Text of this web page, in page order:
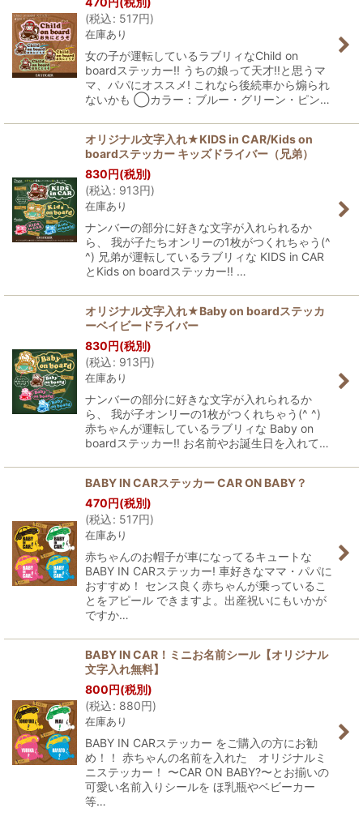
(税込: 517円)
在庫あり
女の子が運転しているラブリィなChild on
boardステッカー!! うちの娘って天才!!と思うマ
マ、パパにオススメ! これなら後続車から煽られ
ないかも ◯カラー：ブルー・グリーン・ピン…
オリジナル文字入れ★KIDS in CAR/Kids on
boardステッカー キッズドライバー（兄弟）
830円(税別)
(税込: 913円)
在庫あり
ナンバーの部分に好きな文字が入れられるか
ら、 我が子たちオンリーの1枚がつくれちゃう(^
^) 兄弟が運転しているラブリィな KIDS in CAR
とKids on boardステッカー!! …
オリジナル文字入れ★Baby on boardステッカ
ーベイビードライバー
830円(税別)
(税込: 913円)
在庫あり
ナンバーの部分に好きな文字が入れられるか
ら、 我が子オンリーの1枚がつくれちゃう(^ ^)
赤ちゃんが運転しているラブリィな Baby on
boardステッカー!! お名前やお誕生日を入れて…
BABY IN CARステッカー CAR ON BABY？
470円(税別)
(税込: 517円)
在庫あり
赤ちゃんのお帽子が車になってるキュートな
BABY IN CARステッカー! 車好きなママ・パパに
おすすめ！ センス良く赤ちゃんが乗っているこ
とをアピール できますよ。出産祝いにもいかが
ですか…
BABY IN CAR！ミニお名前シール【オリジナル
文字入れ無料】
800円(税別)
(税込: 880円)
在庫あり
BABY IN CARステッカー をご購入の方にお勧
め！！ 赤ちゃんの名前を入れた オリジナルミ
ニステッカー！ 〜CAR ON BABY?〜とお揃いの
可愛い名前入りシールを ほ乳瓶やベビーカー
等…